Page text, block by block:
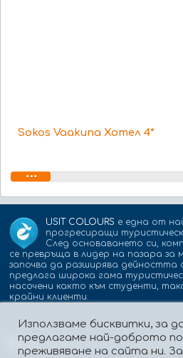
Sokos Vaakuna Хотел 4*
USIT COLOURS е една от
прогресиращи
След основаването си,
се превръща в лидер на пазара за
започва да разширява дейността
предлага широка гама
насочени както към студенти,
крайни клиенти.
Партньори: isic.bg
Използваме бисквитки, за
предлагаме най-доброто
преживяване на сайта ни.